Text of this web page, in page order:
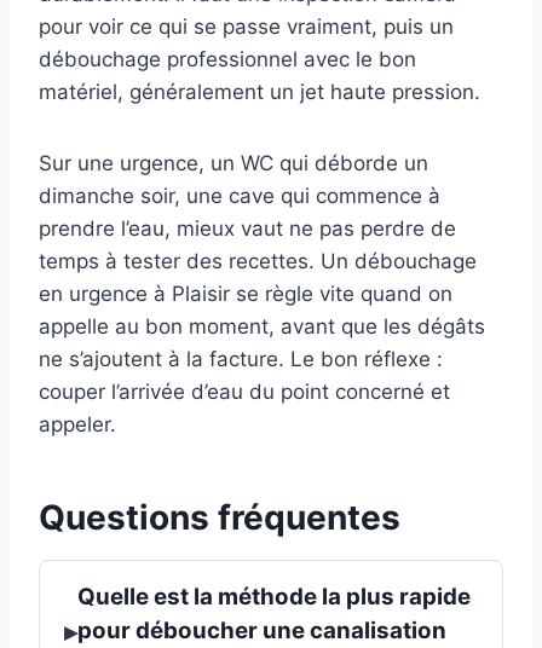
pour voir ce qui se passe vraiment, puis un
débouchage professionnel avec le bon
matériel, généralement un jet haute pression.
Sur une urgence, un WC qui déborde un
dimanche soir, une cave qui commence à
prendre l’eau, mieux vaut ne pas perdre de
temps à tester des recettes. Un débouchage
en urgence à Plaisir se règle vite quand on
appelle au bon moment, avant que les dégâts
ne s’ajoutent à la facture. Le bon réflexe :
couper l’arrivée d’eau du point concerné et
appeler.
Questions fréquentes
▸
Quelle est la méthode la plus rapide
pour déboucher une canalisation